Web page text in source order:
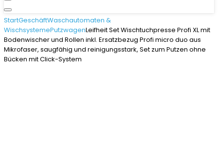
StartGeschäftWaschautomaten &
WischsystemePutzwagenLeifheit Set Wischtuchpresse Profi XL mit
Bodenwischer und Rollen inkl. Ersatzbezug Profi micro duo aus
Mikrofaser, saugfähig und reinigungsstark, Set zum Putzen ohne
Bücken mit Click-System